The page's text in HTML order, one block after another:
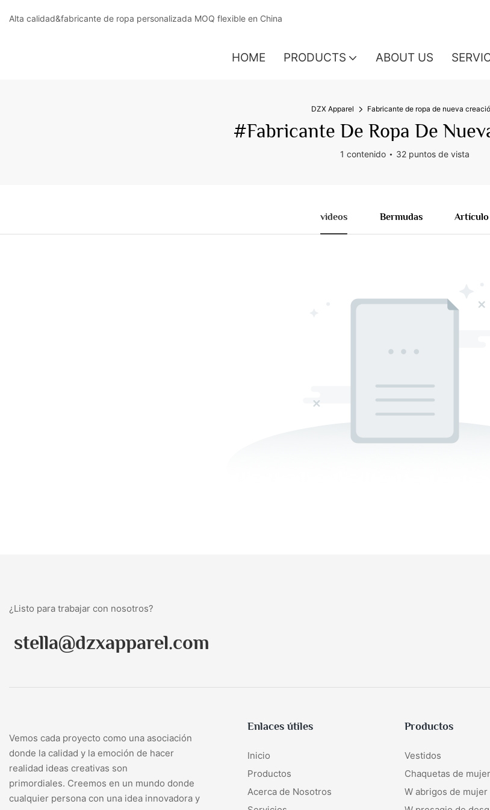
Alta calidad&fabricante de ropa personalizada MOQ flexible en China
HOME PRODUCTS ABOUT US
DZX Apparel Fabricante de ropa de nueva
#Fabricante De Ropa De
1 contenido 32 puntos de vista
videos Bermudas Artículo
¿Listo para trabajar con nosotros?
stella@dzxapparel.com
Vemos cada proyecto como una asociación
donde la calidad y la emoción de hacer
realidad ideas creativas son
primordiales. Creemos en un mundo donde
cualquier persona con una idea innovadora y
Enlaces útiles
Inicio
Productos
Acerca de Nosotros
Productos
Vestidos
Chaquetas de mujer
W abrigos de mujer